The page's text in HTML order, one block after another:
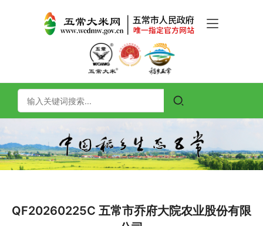
QF20260225C 五常市乔府大院农业股份有限